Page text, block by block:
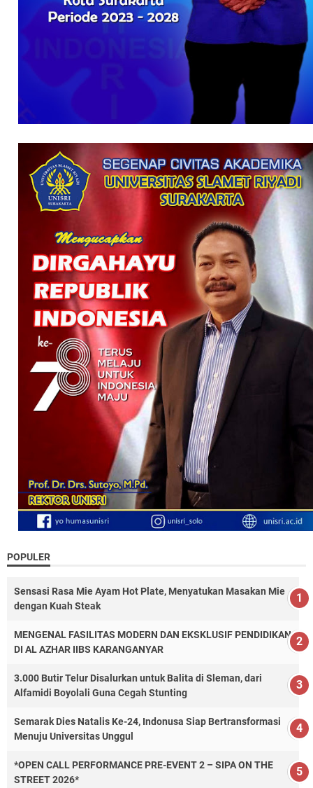
POPULER
Sensasi Rasa Mie Ayam Hot Plate, Menyatukan Masakan Mie
dengan Kuah Steak
MENGENAL FASILITAS MODERN DAN EKSKLUSIF PENDIDIKAN
DI AL AZHAR IIBS KARANGANYAR
3.000 Butir Telur Disalurkan untuk Balita di Sleman, dari
Alfamidi Boyolali Guna Cegah Stunting
Semarak Dies Natalis Ke-24, Indonusa Siap Bertransformasi
Menuju Universitas Unggul
*OPEN CALL PERFORMANCE PRE-EVENT 2 – SIPA ON THE
STREET 2026*